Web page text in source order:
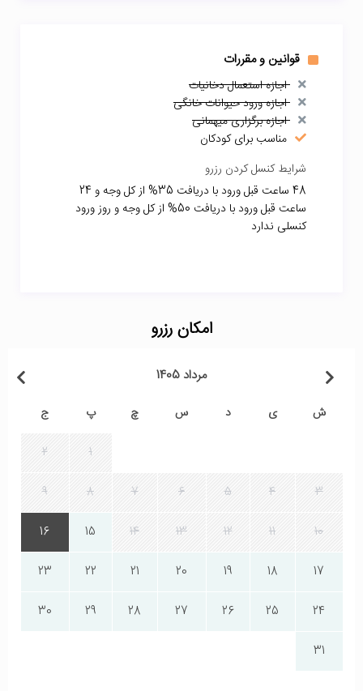
قوانین و مقررات
اجازه استعمال دخانیات
اجازه ورود حیوانات خانگی
اجازه برگزاری میهمانی
مناسب برای کودکان
شرایط کنسل کردن رزرو
48 ساعت قبل ورود با دریافت 35% از کل وجه و 24
ساعت قبل ورود با دریافت 50% از کل وجه و روز ورود
کنسلی ندارد
امکان رزرو
مرداد 1405
ش ی د س چ پ ج
1
2
3
4
5
6
7
8
9
10
11
12
13
14
15
16
17
18
19
20
21
22
23
24
25
26
27
28
29
30
31